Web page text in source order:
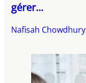
gérer...
Nafisah Chowdhury